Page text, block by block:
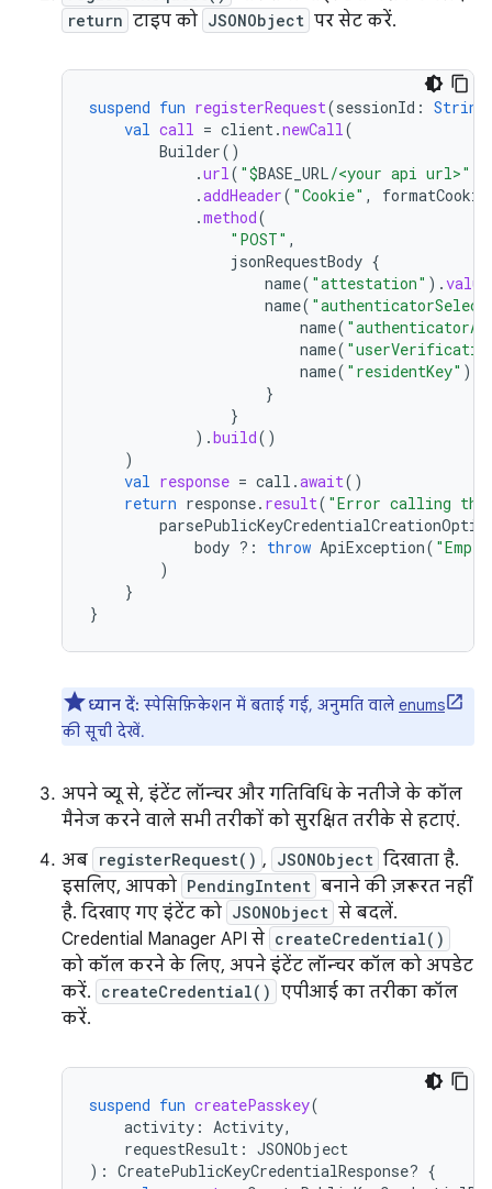
return टाइप को JSONObject पर सेट करें.
suspend fun registerRequest(sessionId : String
val call = client.newCall(
Builder()
.url( "$BASE_URL/<your api url>"
.addHeader( "Cookie" , formatCookie
.method(
"POST" ,
jsonRequestBody {
name( "attestation" ).value
name(
name(
name(
name( "residentKey" ).
}
}
).build()
)
val response = call .await()
return response. result( "Error calling
body ?: throw ApiException(
)
}
}
ध्यान दें: स्पेसिफ़िकेशन में बताई गई, अनुमति वाले enums
की सूची देखें.
अपने व्यू से, इंटेंट लॉन्चर और गतिविधि के नतीजे के कॉल
मैनेज करने वाले सभी तरीकों को सुरक्षित तरीके से हटाएं.
अब registerRequest() , JSONObject दिखाता है.
इसलिए, आपको PendingIntent बनाने की ज़रूरत नहीं
है. दिखाए गए इंटेंट को JSONObject से बदलें.
Credential Manager API से createCredential()
को कॉल करने के लिए, अपने इंटेंट लॉन्चर कॉल को अपडेट
करें. createCredential() एपीआई का तरीका कॉल
करें.
suspend fun createPasskey(
activity : Activity,
requestResult : JSONObject
): CreatePublicKeyCredentialResponse? {